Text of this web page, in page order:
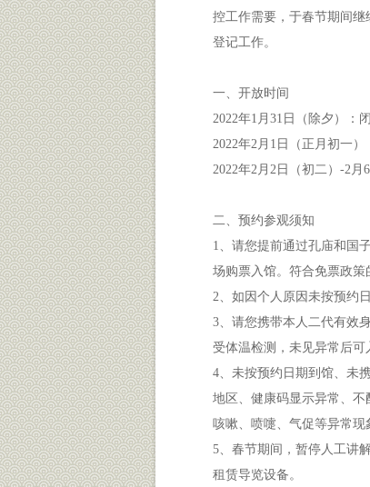
控工作需要，于春节期间
登记工作。
一、开放时间
2022年1月31日（除夕）：
2022年2月1日（正月初一
2022年2月2日（初二）-2月
二、预约参观须知
1、请您提前通过孔庙和国
场购票入馆。符合免票政策
2、如因个人原因未按预约
3、请您携带本人二代有效
受体温检测，未见异常后可
4、未按预约日期到馆、未
地区、健康码显示异常、不
咳嗽、喷嚏、气促等异常现
5、春节期间，暂停人工讲
租赁导览设备。